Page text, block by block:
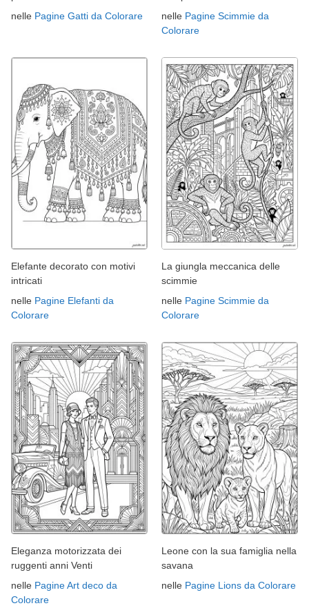
nelle Pagine Gatti da Colorare
nelle Pagine Scimmie da
Colorare
Elefante decorato con motivi
intricati
nelle Pagine Elefanti da
Colorare
La giungla meccanica delle
scimmie
nelle Pagine Scimmie da
Colorare
Eleganza motorizzata dei
ruggenti anni Venti
nelle Pagine Art deco da
Colorare
Leone con la sua famiglia nella
savana
nelle Pagine Lions da Colorare